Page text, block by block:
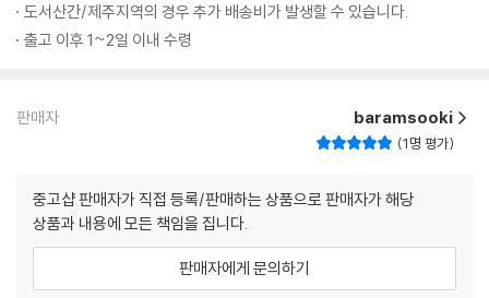
도서산간/제주지역의 경우 추가 배송비가 발생할 수 있습니다.
출고 이후 1~2일 이내 수령
판매자 baramsooki
1명 평가
중고샵 판매자가 직접 등록/판매하는 상품으로 판매자가 해당
상품과 내용에 모든 책임을 집니다.
판매자에게 문의하기